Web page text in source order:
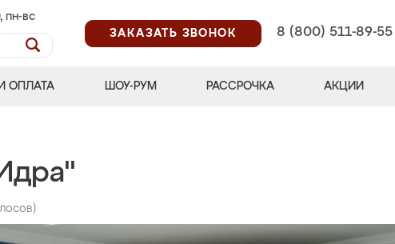
пн-вс
ЗАКАЗАТЬ ЗВОНОК
8 (800) 511-89-55
ОПЛАТА ШОУ-РУМ РАССРОЧКА АКЦИИ